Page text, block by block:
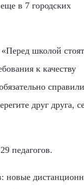
в 7 городских
школой стоят
к качеству
друг друга,
педагогов.
новые